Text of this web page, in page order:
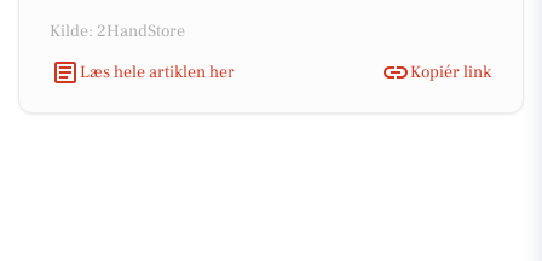
Kilde: 2HandStore
Læs hele artiklen her
Kopiér link